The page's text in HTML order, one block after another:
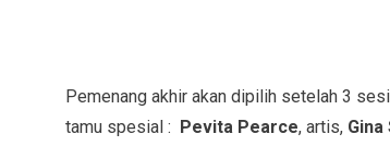
Pemenang akhir akan dipilih setelah 3
tamu spesial : Pevita Pearce, artis, Gina